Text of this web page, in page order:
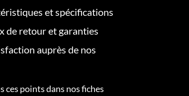
et spécifications
de retour et garanties
auprès de nos
points dans nos fiches